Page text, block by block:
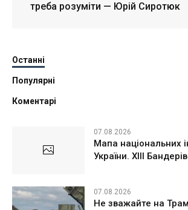
треба розуміти — Юрій Сиротюк
Останні
Популярні
Коментарі
07.08.2026
Мапа національних
України. ХІІІ
07.08.2026
Не зважайте на